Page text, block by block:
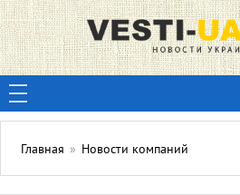
Главная » Новости компаний